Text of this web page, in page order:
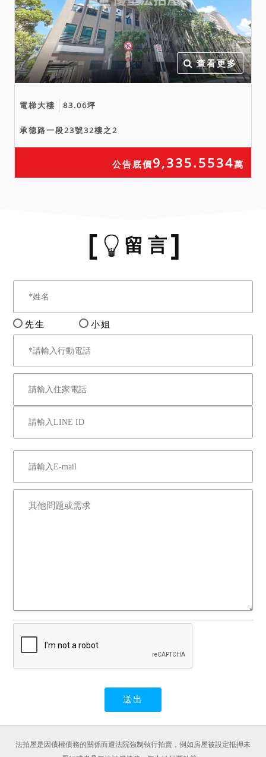
查看更多
電梯大樓 83.06坪
承德路一段23號32樓之2
公告底價9,335.5534萬
留 言
先生 小姐
法拍屋是因債權債務的關係而遭法院強制執行拍賣，例如房屋被設定抵押未